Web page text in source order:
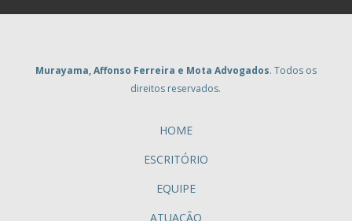
Murayama, Affonso Ferreira e Mota Advogados. Todos os
direitos reservados.
HOME
ESCRITÓRIO
EQUIPE
ATUAÇÃO